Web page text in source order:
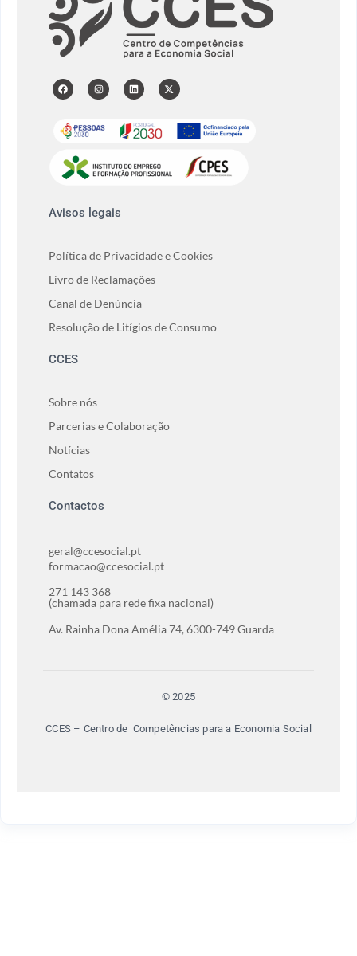
Avisos legais
Política de Privacidade e Cookies
Livro de Reclamações
Canal de Denúncia
Resolução de Litígios de Consumo
CCES
Sobre nós
Parcerias e Colaboração
Notícias
Contatos
Contactos
geral@ccesocial.pt
formacao@ccesocial.pt
271 143 368
(chamada para rede fixa nacional)
Av. Rainha Dona Amélia 74, 6300-749 Guarda
© 2025
CCES – Centro de Competências para a Economia Social